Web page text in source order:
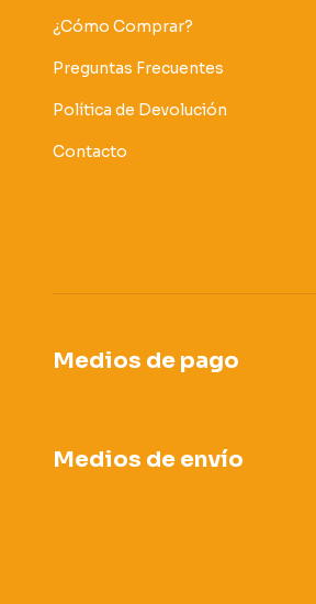
¿Cómo Comprar?
Preguntas Frecuentes
Política de Devolución
Contacto
Medios de pago
Medios de envío